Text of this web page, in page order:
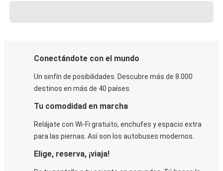
Conectándote con el mundo
Un sinfín de posibilidades. Descubre más de 8.000
destinos en más de 40 países.
Tu comodidad en marcha
Relájate con Wi-Fi gratuito, enchufes y espacio extra
para las piernas. Así son los autobuses modernos.
Elige, reserva, ¡viaja!